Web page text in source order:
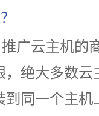
广云主机的
绝大多数
到同一个主